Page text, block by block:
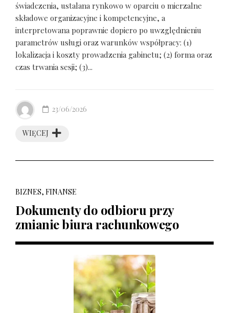
świadczenia, ustalana rynkowo w oparciu o mierzalne
składowe organizacyjne i kompetencyjne, a
interpretowana poprawnie dopiero po uwzględnieniu
parametrów usługi oraz warunków współpracy: (1)
lokalizacja i koszty prowadzenia gabinetu; (2) forma oraz
czas trwania sesji; (3)...
WIĘCEJ
23/06/2026
BIZNES, FINANSE
Dokumenty do odbioru przy
zmianie biura rachunkowego